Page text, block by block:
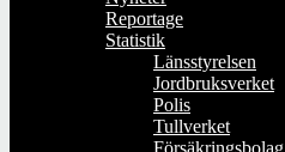
Reportage
Statistik
Länsstyrelsen
Jordbruksverket
Polis
Tullverket
Försäkringsbolag